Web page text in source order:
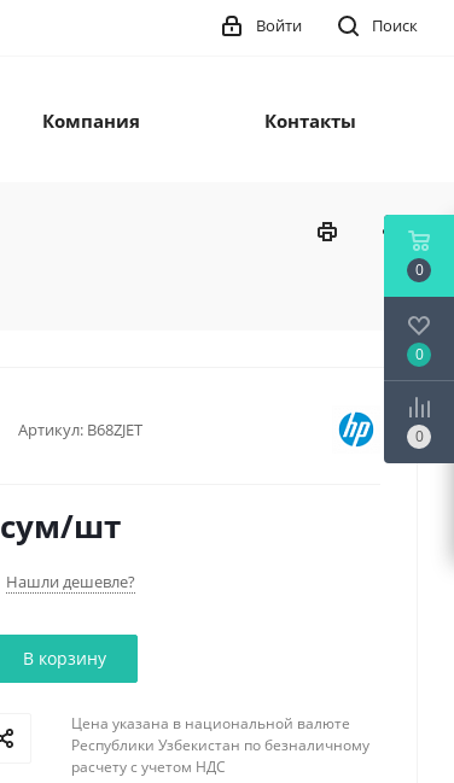
Поиск
Войти
Компания Контакты
Артикул: B68ZJET
сум/шт
Нашли дешевле?
В корзину
Цена указана в национальной валюте
Республики Узбекистан по безналичному
расчету с учетом НДС
0
0
0